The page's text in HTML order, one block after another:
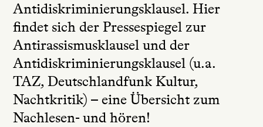
Antidiskriminierungsklausel. Hier
findet sich der Pressespiegel zur
Antirassismusklausel und der
Antidiskriminierungsklausel (u.a.
TAZ, Deutschlandfunk Kultur,
Nachtkritik) – eine Übersicht zum
Nachlesen- und hören!